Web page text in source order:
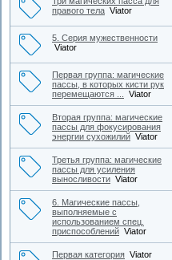
правого тела Viator
5. Серия мужественности
Viator
Первая группа: магические
пассы, в которых кисти рук
перемещаются ...
Viator
Вторая группа: магические
пассы для фокусирования
энергии сухожилий Viator
Третья группа: магические
пассы для усиления
выносливости Viator
6. Магические пассы,
выполняемые с
использованием спец.
приспособлений Viator
Первая категория Viator